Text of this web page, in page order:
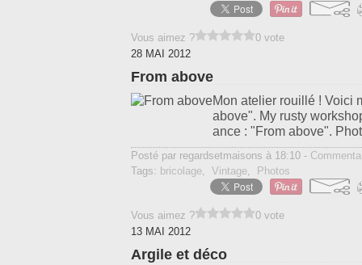
Vous aimez ?
0 vote
28 MAI 2012
From above
Mon atelier rouillé ! Voici
above". My rusty
ance : "From above".
Posté par regardsetmaisons à 18:10 -
Tags: bricolage, Vintage, Photos
Vous aimez ?
0 vote
13 MAI 2012
Argile et déco